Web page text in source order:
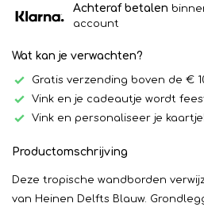
Achteraf betalen
account
Wat kan je verwachten?
Gratis verzending boven de €
Vink en je cadeautje wordt
Vink en personaliseer je kaartje!
Productomschrijving
Deze tropische wandborden
van Heinen Delfts Blauw.